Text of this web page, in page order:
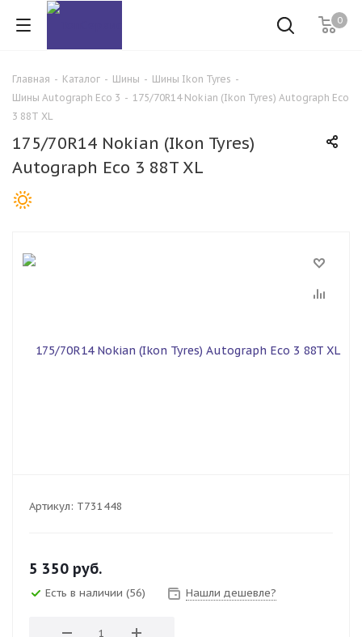
0
Главная - Каталог - Шины - Шины Ikon Tyres -
Шины Autograph Eco 3 - 175/70R14 Nokian (Ikon Tyres) Autograph Eco
3 88T XL
175/70R14 Nokian (Ikon Tyres)
Autograph Eco 3 88T XL
Артикул: T731448
5 350 руб.
Есть в наличии (56) Нашли дешевле?